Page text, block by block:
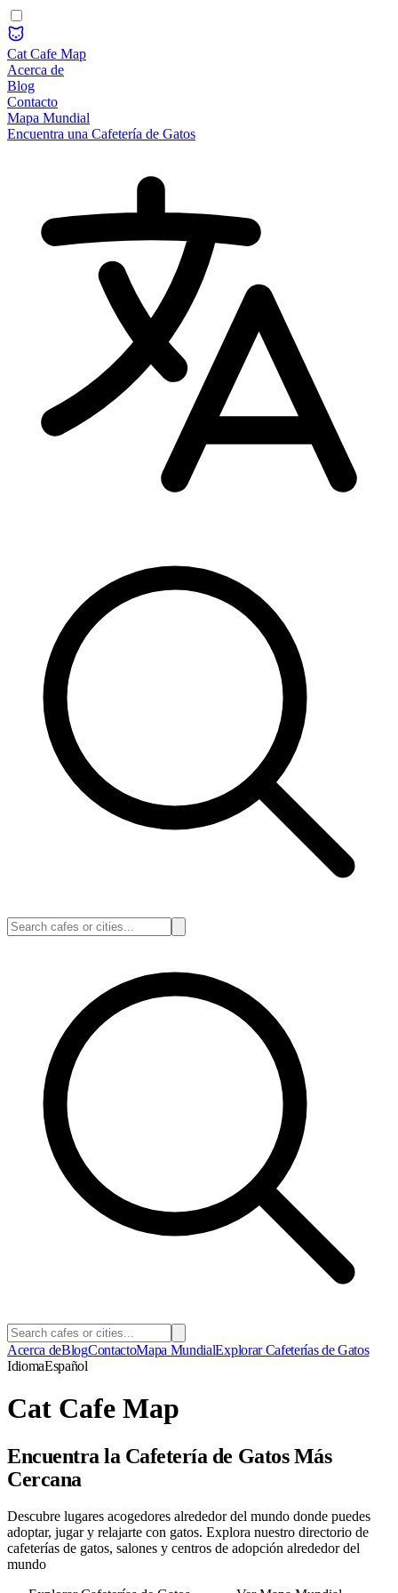
Cat Cafe Map
Acerca de
Blog
Contacto
Mapa Mundial
Encuentra una Cafetería de Gatos
Acerca deBlogContactoMapa MundialExplorar Cafeterías de Gatos
IdiomaEspañol
Cat Cafe Map
Encuentra la Cafetería de Gatos Más
Cercana
Descubre lugares acogedores alrededor del mundo donde puedes
adoptar, jugar y relajarte con gatos. Explora nuestro directorio de
cafeterías de gatos, salones y centros de adopción alrededor del
mundo